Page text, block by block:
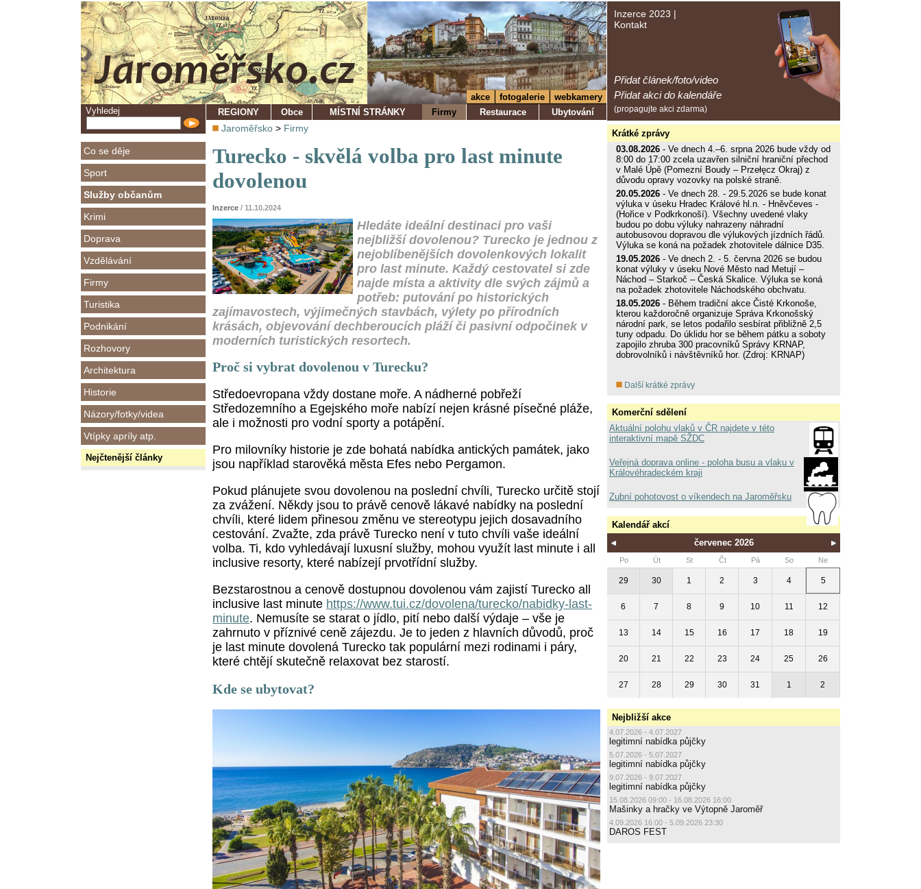
Vyhledej
Co se děje
Sport
Služby občanům
Krimi
Doprava
Vzdělávání
Firmy
Turistika
Podnikání
Rozhovory
Architektura
Historie
Názory/fotky/videa
Vtípky apríly atp.
Nejčtenější články
Inzerce 2023 |
Kontakt
Přidat článek/foto/video
Přidat akci do kalendáře
(propagujte akci zdarma)
akce fotogalerie
webkamery
REGIONY
Obce MÍSTNÍ STRÁNKY Firmy Restaurace Ubytování
Jaroměřsko > Firmy
Turecko - skvělá volba pro last minute
dovolenou
Inzerce / 11.10.2024
Hledáte ideální destinaci pro vaši
nejbližší dovolenou? Turecko je jednou z
nejoblíbenějších dovolenkových lokalit
pro last minute. Každý cestovatel si zde
najde místa a aktivity dle svých zájmů a
potřeb: putování po historických
zajímavostech, výjimečných stavbách, výlety po přírodních
krásách, objevování dechberoucích pláží či pasivní odpočinek v
moderních turistických resortech.
Proč si vybrat dovolenou v Turecku?
Středoevropana vždy dostane moře. A nádherné pobřeží
Středozemního a Egejského moře nabízí nejen krásné písečné pláže,
ale i možnosti pro vodní sporty a potápění.
Pro milovníky historie je zde bohatá nabídka antických památek, jako
jsou například starověká města Efes nebo Pergamon.
Pokud plánujete svou dovolenou na poslední chvíli, Turecko určitě stojí
za zvážení. Někdy jsou to právě cenově lákavé nabídky na poslední
chvíli, které lidem přinesou změnu ve stereotypu jejich dosavadního
cestování. Zvažte, zda právě Turecko není v tuto chvíli vaše ideální
volba. Ti, kdo vyhledávají luxusní služby, mohou využít last minute i all
inclusive resorty, které nabízejí prvotřídní služby.
Bezstarostnou a cenově dostupnou dovolenou vám zajistí Turecko all
inclusive last minute https://www.tui.cz/dovolena/turecko/nabidky-last-
minute. Nemusíte se starat o jídlo, pití nebo další výdaje – vše je
zahrnuto v příznivé ceně zájezdu. Je to jeden z hlavních důvodů, proč
je last minute dovolená Turecko tak populární mezi rodinami i páry,
které chtějí skutečně relaxovat bez starostí.
Kde se ubytovat?
Krátké zprávy
03.08.2026 - Ve dnech 4.–6. srpna 2026 bude vždy od
8:00 do 17:00 zcela uzavřen silniční hraniční přechod
v Malé Úpě (Pomezní Boudy – Przełęcz Okraj) z
důvodu opravy vozovky na polské straně.
20.05.2026 - Ve dnech 28. - 29.5.2026 se bude konat
výluka v úseku Hradec Králové hl.n. - Hněvčeves -
(Hořice v Podkrkonoší). Všechny uvedené vlaky
budou po dobu výluky nahrazeny náhradní
autobusovou dopravou dle výlukových jízdních řádů.
Výluka se koná na požadek zhotovitele dálnice D35.
19.05.2026 - Ve dnech 2. - 5. června 2026 se budou
konat výluky v úseku Nové Město nad Metují –
Náchod – Starkoč – Česká Skalice. Výluka se koná
na požadek zhotovitele Náchodského obchvatu.
18.05.2026 - Během tradiční akce Čisté Krkonoše,
kterou každoročně organizuje Správa Krkonošský
národní park, se letos podařilo sesbírat přibližně 2,5
tuny odpadu. Do úklidu hor se během pátku a soboty
zapojilo zhruba 300 pracovníků Správy KRNAP,
dobrovolníků i návštěvníků hor. (Zdroj: KRNAP)
Další krátké zprávy
Komerční sdělení
Aktuální polohu vlaků v ČR najdete v této
interaktivní mapě SŽDC
Veřejná doprava online - poloha busu a vlaku v
Královéhradeckém kraji
Zubní pohotovost o víkendech na Jaroměřsku
Kalendář akcí
červenec 2026
Po Út St Čt Pá So Ne
29 30 1 2 3 4 5
6 7 8 9 10 11 12
13 14 15 16 17 18 19
20 21 22 23 24 25 26
27 28 29 30 31 1 2
Nejbližší akce
4.07.2026 - 4.07.2027
legitimní nabídka půjčky
5.07.2026 - 5.07.2027
legitimní nabídka půjčky
9.07.2026 - 9.07.2027
legitimní nabídka půjčky
15.08.2026 09:00 - 16.08.2026 16:00
Mašinky a hračky ve Výtopně Jaroměř
4.09.2026 16:00 - 5.09.2026 23:30
DAROS FEST